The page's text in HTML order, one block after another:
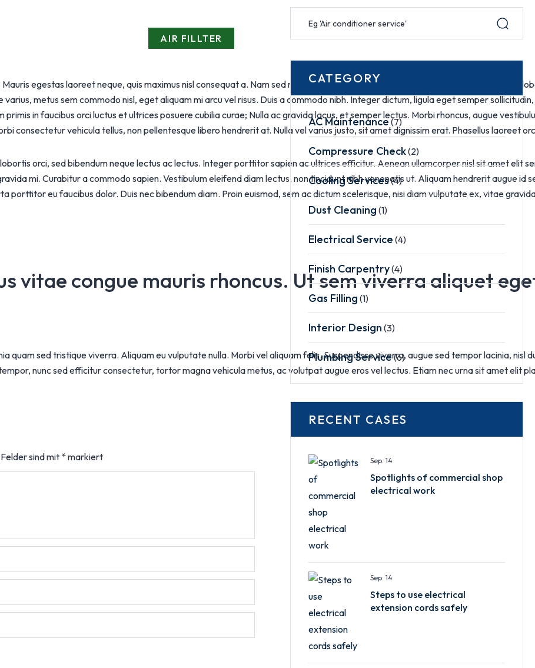
AIR FILLTER
egestas laoreet neque, quis maximus nisl consequat a. Nam sed rhoncus massa. Sed vulputate massa ac justo scelerisque,
metus sem commodo nisl, eget aliquam mi arcu vel risus. Duis a commodo nibh. Integer dictum, ligula eget semper
in faucibus orci luctus et ultrices posuere cubilia curae; Nulla ac gravida lacus, et semper lectus. Morbi rhoncus, augue
consectetur vehicula tellus, non pellentesque libero hendrerit at. Nulla vel varius justo, sit amet dignissim erat. Phasellus laoreet
orci, sed bibendum neque lectus ac lectus. Integer porttitor sapien ac ultrices efficitur. Aenean ullamcorper nisl sit amet elit
mi. Curabitur a commodo sapien. Vestibulum eleifend diam lectus, non tincidunt nibh venenatis ut. Aliquam hendrerit augue id
porttitor eu faucibus dolor. Duis nec bibendum diam. Proin euismod, sem ac dictum scelerisque, nisi diam vulputate ex, vitae
vitae congue mauris rhoncus. Ut sem viverra aliquet
quam sed tristique viverra. Aliquam eu vulputate nulla. Morbi vel aliquam felis. Suspendisse viverra, augue sed tempor lacinia, nisl
nunc sed efficitur consectetur, tortor magna vehicula metus, ac volutpat augue eros vel lectus. Etiam nec urna sit amet elit
sind mit*markiert
CATEGORY
AC Maintenance(7)
Compressure Check(2)
Cooling Services(4)
Dust Cleaning (1)
Electrical Service (4)
Finish Carpentry(4)
Gas Filling (1)
Interior Design (3)
Plumbing Service(6)
RECENT CASES
Sep. 14
Spotlights of commercial shop
electrical work
Sep. 14
Steps to use electrical
extension cords safely